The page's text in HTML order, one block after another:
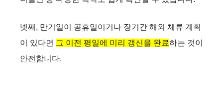
넷째, 만기일이 공휴일이거나 장기간 해외 체류 계획
이 있다면 그 이전 평일에 미리 갱신을 완료하는 것이
안전합니다.